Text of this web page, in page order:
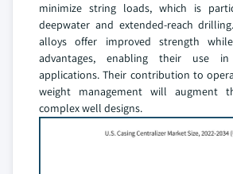
minimize string loads, which is
deepwater and extended-reach
alloys offer improved strength
advantages, enabling their use
applications. Their contribution to
weight management will augment
complex well designs.